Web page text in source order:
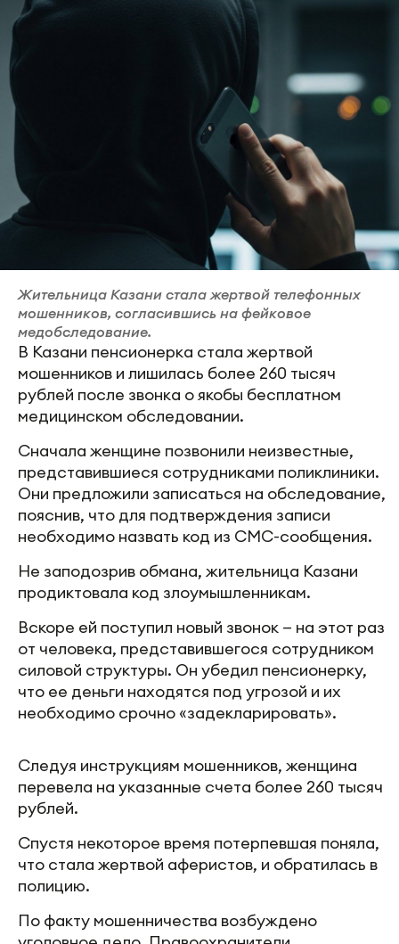
Жительница Казани стала жертвой телефонных
мошенников, согласившись на фейковое
медобследование.
В Казани пенсионерка стала жертвой
мошенников и лишилась более 260 тысяч
рублей после звонка о якобы бесплатном
медицинском обследовании.
Сначала женщине позвонили неизвестные,
представившиеся сотрудниками поликлиники.
Они предложили записаться на обследование,
пояснив, что для подтверждения записи
необходимо назвать код из СМС-сообщения.
Не заподозрив обмана, жительница Казани
продиктовала код злоумышленникам.
Вскоре ей поступил новый звонок — на этот раз
от человека, представившегося сотрудником
силовой структуры. Он убедил пенсионерку,
что ее деньги находятся под угрозой и их
необходимо срочно «задекларировать».
Следуя инструкциям мошенников, женщина
перевела на указанные счета более 260 тысяч
рублей.
Спустя некоторое время потерпевшая поняла,
что стала жертвой аферистов, и обратилась в
полицию.
По факту мошенничества возбуждено